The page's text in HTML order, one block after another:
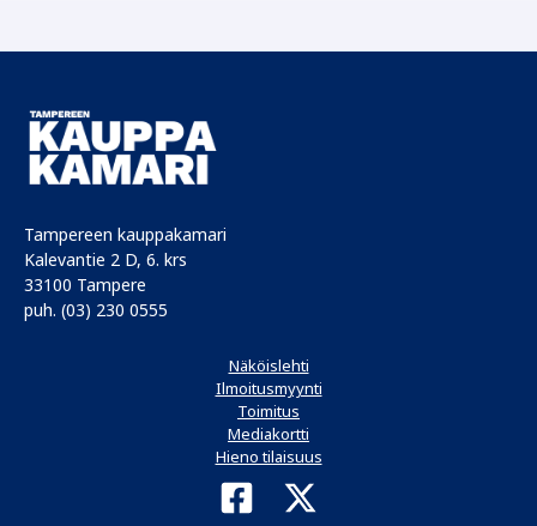
Tampereen kauppakamari
Kalevantie 2 D, 6. krs
33100 Tampere
puh. (03) 230 0555
Näköislehti
Ilmoitusmyynti
Toimitus
Mediakortti
Hieno tilaisuus